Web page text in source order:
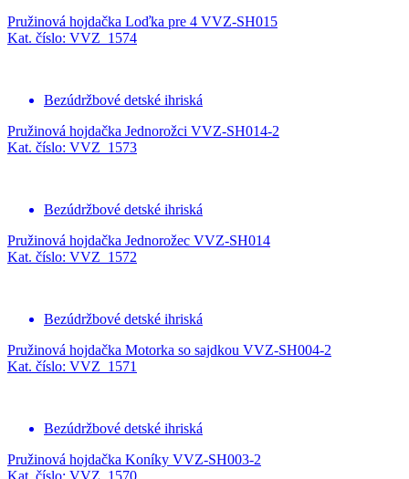
Pružinová hojdačka Loďka pre 4 VVZ-SH015
Kat. číslo: VVZ_1574
Bezúdržbové detské ihriská
Pružinová hojdačka Jednorožci VVZ-SH014-2
Kat. číslo: VVZ_1573
Bezúdržbové detské ihriská
Pružinová hojdačka Jednorožec VVZ-SH014
Kat. číslo: VVZ_1572
Bezúdržbové detské ihriská
Pružinová hojdačka Motorka so sajdkou VVZ-SH004-2
Kat. číslo: VVZ_1571
Bezúdržbové detské ihriská
Pružinová hojdačka Koníky VVZ-SH003-2